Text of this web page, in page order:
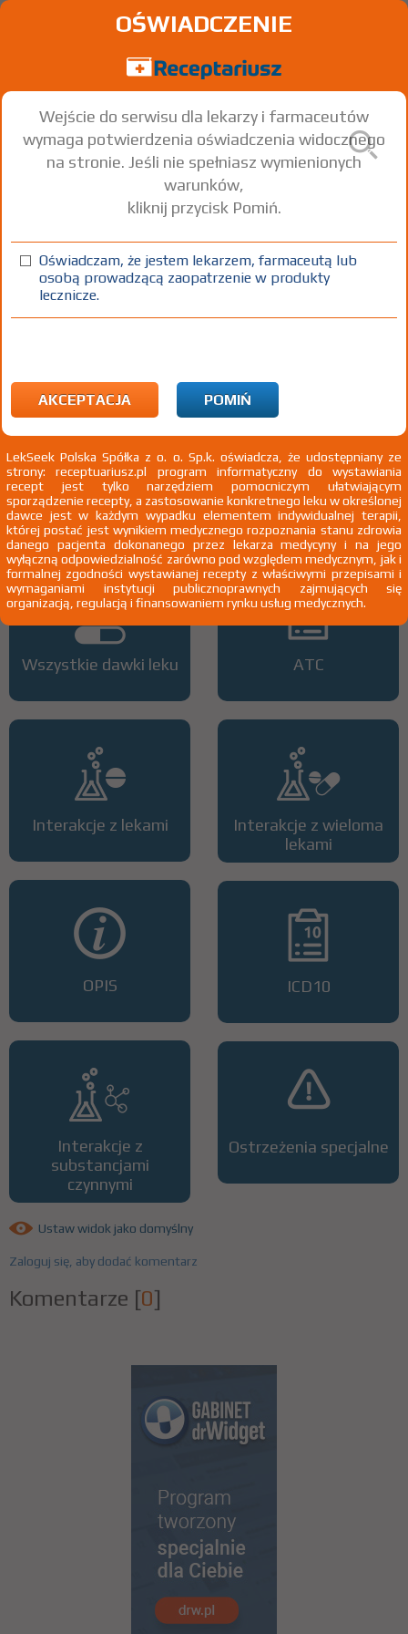
Apo-Atorva
Atorvastatin
tabl. powl. 30 mg 30 szt. Doustnie
100%
30%(1) 75+(2) DZ(3)
wskazania przy opisie leku) Wskazania pozarejestracyjne: Ciężka
wtórna hipercholesterolemia u dzieci w wieku od 10 do 18 rż. (z
wysokim ryzykiem powikłań sercowo-naczyniowych oraz przy braku
skuteczności leczenia niefarmakologicznego) w przebiegu:
niewydolności nerek lub zespołu nerczycowego, lub cukrzycy typu I (z
towarzyszącą mikroalbuminurią lub niewydolnością nerek), lub
otrzymujących terapię antyretrowirusową, lub po przeszczepianiu
narządówPokaż wskazania chpl.
2)Pacjenci 65+
3)Pacjenci do ukończenia 18 roku życia
Wszystkie dawki leku
Interakcje z lekami
OPIS
Interakcje z
substancjami
czynnymi
ATC
Interakcje z wieloma
lekami
ICD10
Ostrzeżenia specjalne
Ustaw widok jako domyślny
Zaloguj się, aby dodać komentarz
Komentarze [0]
OŚWIADCZENIE
Wejście do serwisu dla lekarzy i farmaceutów
wymaga potwierdzenia oświadczenia widocznego
na stronie. Jeśli nie spełniasz wymienionych
warunków,
kliknij przycisk Pomiń.
Oświadczam, że jestem lekarzem, farmaceutą lub
osobą prowadzącą zaopatrzenie w produkty
lecznicze.
AKCEPTACJA POMIŃ
LekSeek Polska Spółka z o. o. Sp.k. oświadcza, że udostępniany ze
strony: receptuariusz.pl program informatyczny do wystawiania
recept jest tylko narzędziem pomocniczym ułatwiającym
sporządzenie recepty, a zastosowanie konkretnego leku w określonej
dawce jest w każdym wypadku elementem indywidualnej terapii,
której postać jest wynikiem medycznego rozpoznania stanu zdrowia
danego pacjenta dokonanego przez lekarza medycyny i na jego
wyłączną odpowiedzialność zarówno pod względem medycznym, jak i
formalnej zgodności wystawianej recepty z właściwymi przepisami i
wymaganiami instytucji publicznoprawnych zajmujących się
organizacją, regulacją i finansowaniem rynku usług medycznych.